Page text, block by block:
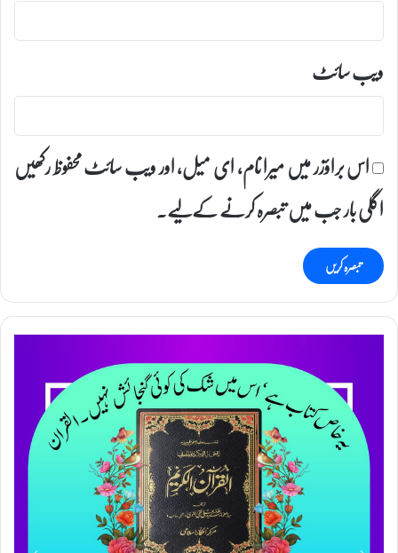
ویب‌ سائٹ
اس براؤزر میں میرا نام، ای میل، اور ویب سائٹ محفوظ رکھیں
اگلی بار جب میں تبصرہ کرنے کےلیے۔